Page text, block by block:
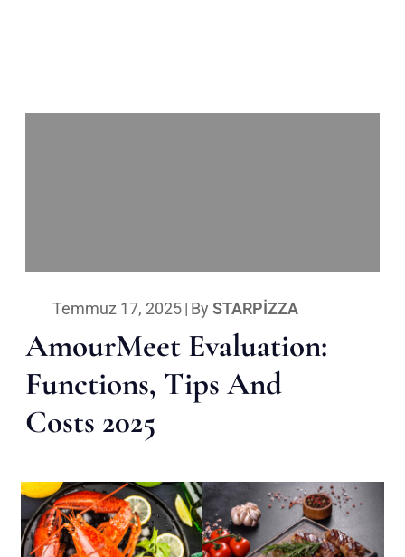
Temmuz 17, 2025| By STARPIZZA
AmourMeet Evaluation:
Functions, Tips And
Costs 2025